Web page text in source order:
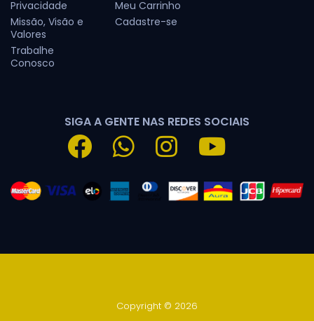
Privacidade
Missão, Visão e
Valores
Trabalhe
Conosco
Meu Carrinho
Cadastre-se
SIGA A GENTE NAS REDES SOCIAIS
Copyright © 2026